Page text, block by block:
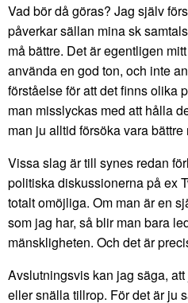
Vad bör då göras? Jag själv
påverkar sällan mina sk
må bättre. Det är egentligen
använda en god ton, och inte
förståelse för att det finns olika
man misslyckas med att hålla
man ju alltid försöka vara bättre
Vissa slag är till synes redan
politiska diskussionerna på ex
totalt omöjliga. Om man är en
som jag har, så blir man bara
mänskligheten. Och det är
Avslutningsvis kan jag säga,
eller snälla tillrop. För det är ju